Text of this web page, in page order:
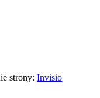
strony:Invisio